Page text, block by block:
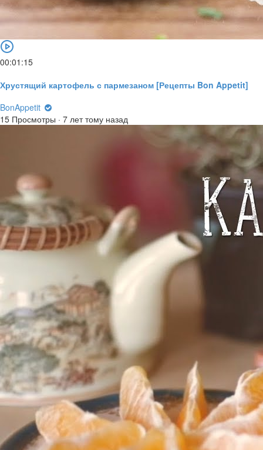
00:01:15
Хрустящий картофель с пармезаном [Рецепты Bon Appetit]
BonAppetit
15 Просмотры · 7 лет тому назад